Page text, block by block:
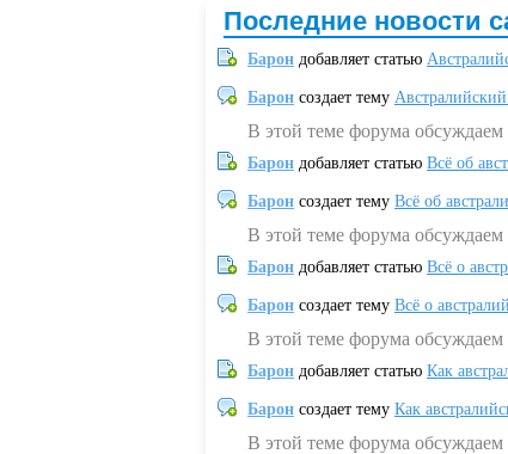
Последние новости
Барон добавляет статью
Барон создает тему
В этой теме форума
Барон добавляет статью Всё об
Барон создает тему Всё об
В этой теме форума обсуждаем
Барон добавляет статью Всё о
Барон создает тему Всё о
В этой теме форума
Барон добавляет статью Как
Барон создает тему Как
В этой теме форума обсуждаем